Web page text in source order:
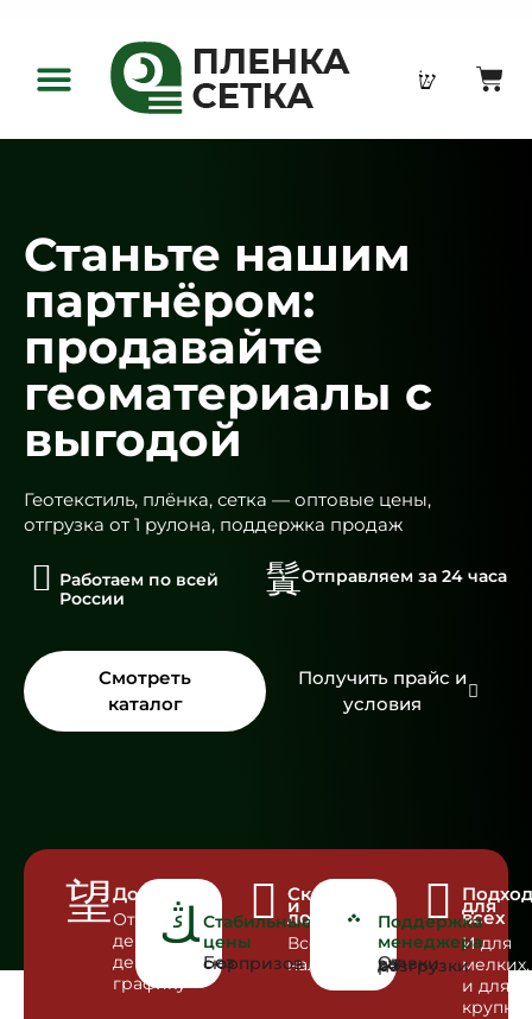
Станьте нашим
партнёром:
продавайте
геоматериалы с
выгодой
Геотекстиль, плёнка, сетка — оптовые цены,
отгрузка от 1 рулона, поддержка продаж
Работаем по всей
России
Отправляем за 24 часа
Смотреть
каталог
Получить прайс и
условия
Доставка
Отгрузка
день в
день по
графику
Стабильные
цены
Без сюрпризов
Склад
и
логистика
Всё в
наличии
Поддержка
менеджера
От заявки до разгрузки
для
всех
И для
мелких,
и для